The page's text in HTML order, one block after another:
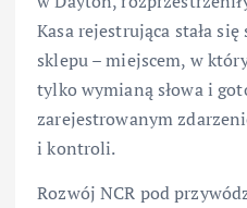
Kasa rejestrująca stała
sklepu – miejscem, w
tylko wymianą słowa i
zarejestrowanym
i kontroli.
Rozwój NCR pod